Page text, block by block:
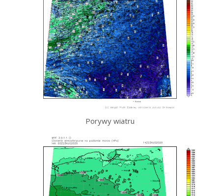
Porywy wiatru